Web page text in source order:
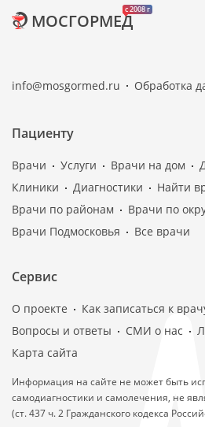
c 2008 г
МОСГОРМЕД
info@mosgormed.ru Обработка
Пациенту
Врачи Услуги Врачи на дом
Клиники
Диагностики
Найти
Врачи по районам
Врачи по
Врачи Подмосковья
Все врачи
Сервис
О проекте Как записаться к
Вопросы и ответы
СМИ о нас
Карта сайта
Информация на сайте не может быть
самодиагностики и самолечения, не
(ст. 437 ч. 2 Гражданского кодекса